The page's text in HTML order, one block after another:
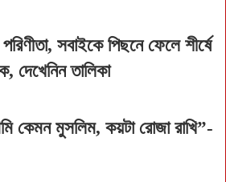
সবাইকে পিছনে ফেলে শীর্ষে
দেখেনিন তালিকা
কেমন মুসলিম, কয়টা রোজা রাখি”-